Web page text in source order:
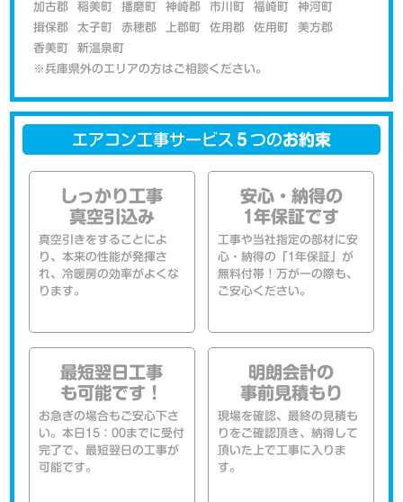
加古郡
稲美町 播磨町 神崎郡 市川町 福崎町
神河町
揖保郡
太子町 赤穂郡 上郡町 佐用郡 佐用町
美方郡
香美町
新温泉町
※兵庫県外のエリアの方はご相談ください。
エアコン工事サービス ５ つのお約束
しっかり工事
真空引込み
真空引きをすることによ
り、本来の性能が発揮さ
れ、冷暖房の効率がよくな
ります。
安心・納得の
1年保証です
工事や当社指定の部材に安
心・納得の「1年保証」が
無料付帯！万が一の際も、
ご安心ください。
最短翌日工事
も可能です！
お急ぎの場合もご安心下さ
い。本日15：00までに受付
完了で、最短翌日の工事が
可能です。
明朗会計の
事前見積もり
現場を確認、最終の見積も
りをご確認頂き、納得して
頂いた上で工事に入りま
す。